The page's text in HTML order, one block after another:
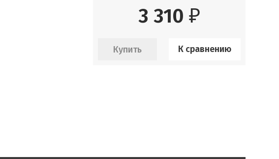
3 310 ₽
К сравнению